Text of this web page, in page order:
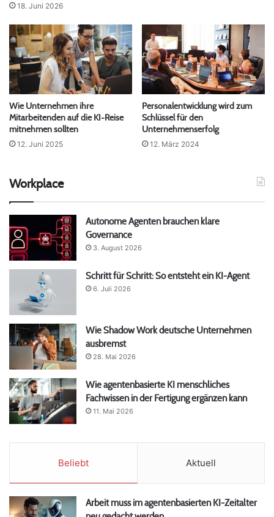
18. Juni 2026
Wie Unternehmen ihre
Mitarbeitenden auf die KI-Reise
mitnehmen sollten
12. Juni 2025
Personalentwicklung wird zum
Schlüssel für den
Unternehmenserfolg
12. März 2024
Workplace
Autonome Agenten brauchen klare
Governance
3. August 2026
Schritt für Schritt: So entsteht ein KI-Agent
6. Juli 2026
Wie Shadow Work deutsche Unternehmen
ausbremst
28. Mai 2026
Wie agentenbasierte KI menschliches
Fachwissen in der Fertigung ergänzen kann
11. Mai 2026
Beliebt Aktuell
Arbeit muss im agentenbasierten KI-Zeitalter